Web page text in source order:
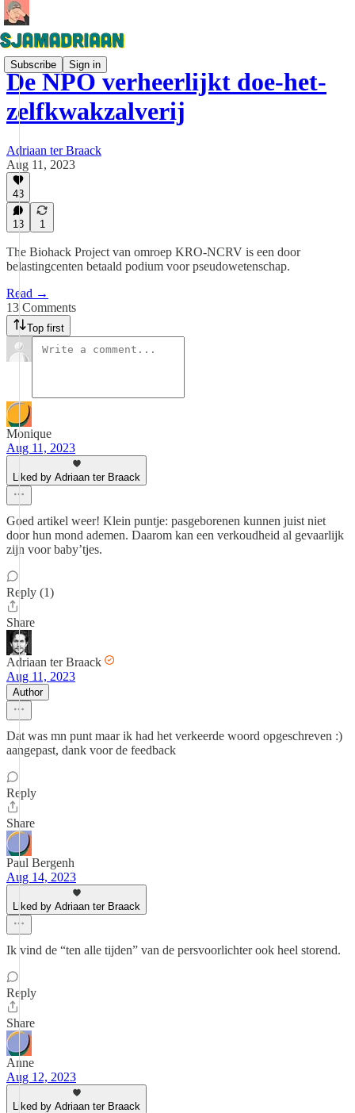
Subscribe Sign in
De NPO verheerlijkt doe-het-
zelfkwakzalverij
Adriaan ter Braack
Aug 11, 2023
43
13 1
The Biohack Project van omroep KRO-NCRV is een door
belastingcenten betaald podium voor pseudowetenschap.
Read →
13 Comments
Top first
Monique
Aug 11, 2023
Liked by Adriaan ter Braack
Goed artikel weer! Klein puntje: pasgeborenen kunnen juist niet
door hun mond ademen. Daarom kan een verkoudheid al gevaarlijk
zijn voor baby’tjes.
Reply (1)
Share
Adriaan ter Braack
Aug 11, 2023
Author
Dat was mn punt maar ik had het verkeerde woord opgeschreven :)
aangepast, dank voor de feedback
Reply
Share
Paul Bergenh
Aug 14, 2023
Liked by Adriaan ter Braack
Ik vind de “ten alle tijden” van de persvoorlichter ook heel storend.
Reply
Share
Anne
Aug 12, 2023
Liked by Adriaan ter Braack